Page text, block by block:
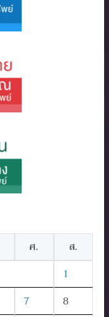
ศ.
ส.
1
7
8